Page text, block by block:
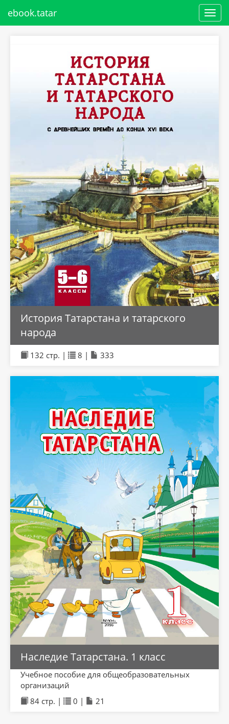
ebook.tatar
История Татарстана и татарского
народа
132 стр. | 8 | 333
Наследие Татарстана. 1 класс
Учебное пособие для общеобразовательных
организаций
84 стр. |
0 | 21